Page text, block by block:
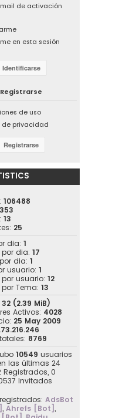
de activación
en esta sesión
Registrarse
de uso
de privacidad
106488
13
25
dia: 1
por dia: 17
dia: 1
usuario: 1
usuario: 12
Tema: 13
32 (2.39 MiB)
Activos: 4028
25 May 2009
8769
10549 usuarios
las últimas 24
Registrados, 0
Invitados
AdsBot
, Ahrefs [Bot],